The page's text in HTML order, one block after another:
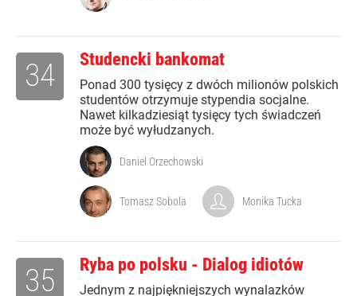
Studencki bankomat
Ponad 300 tysięcy z dwóch milionów polskich
studentów otrzymuje stypendia socjalne.
Nawet kilkadziesiąt tysięcy tych świadczeń
może być wyłudzanych.
34
Daniel Orzechowski
Tomasz Sobola Monika Tucka
Ryba po polsku - Dialog idiotów
Jednym z najpiękniejszych wynalazków
35